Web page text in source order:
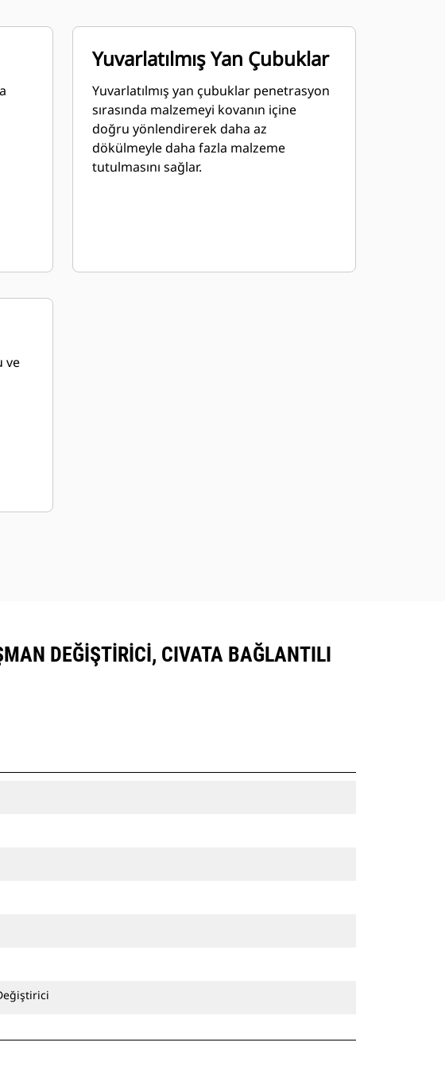
Yuvarlatılmış Yan Çubuklar
Yuvarlatılmış yan çubuklar penetrasyon
sırasında malzemeyi kovanın içine
doğru yönlendirerek daha az
dökülmeyle daha fazla malzeme
tutulmasını sağlar.
ve
DEĞIŞTIRICI, CIVATA BAĞLANTILI